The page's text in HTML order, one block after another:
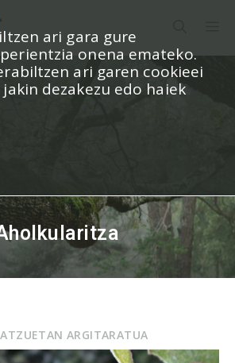
ARGITARATUA
ari gara gure
onena emateko.
ari garen cookieei
dezakezu edo haiek